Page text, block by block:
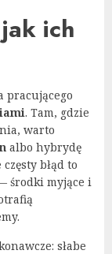
ich
pracującego
. Tam, gdzie
warto
albo hybrydę
błąd to
środki myjące i
słabe